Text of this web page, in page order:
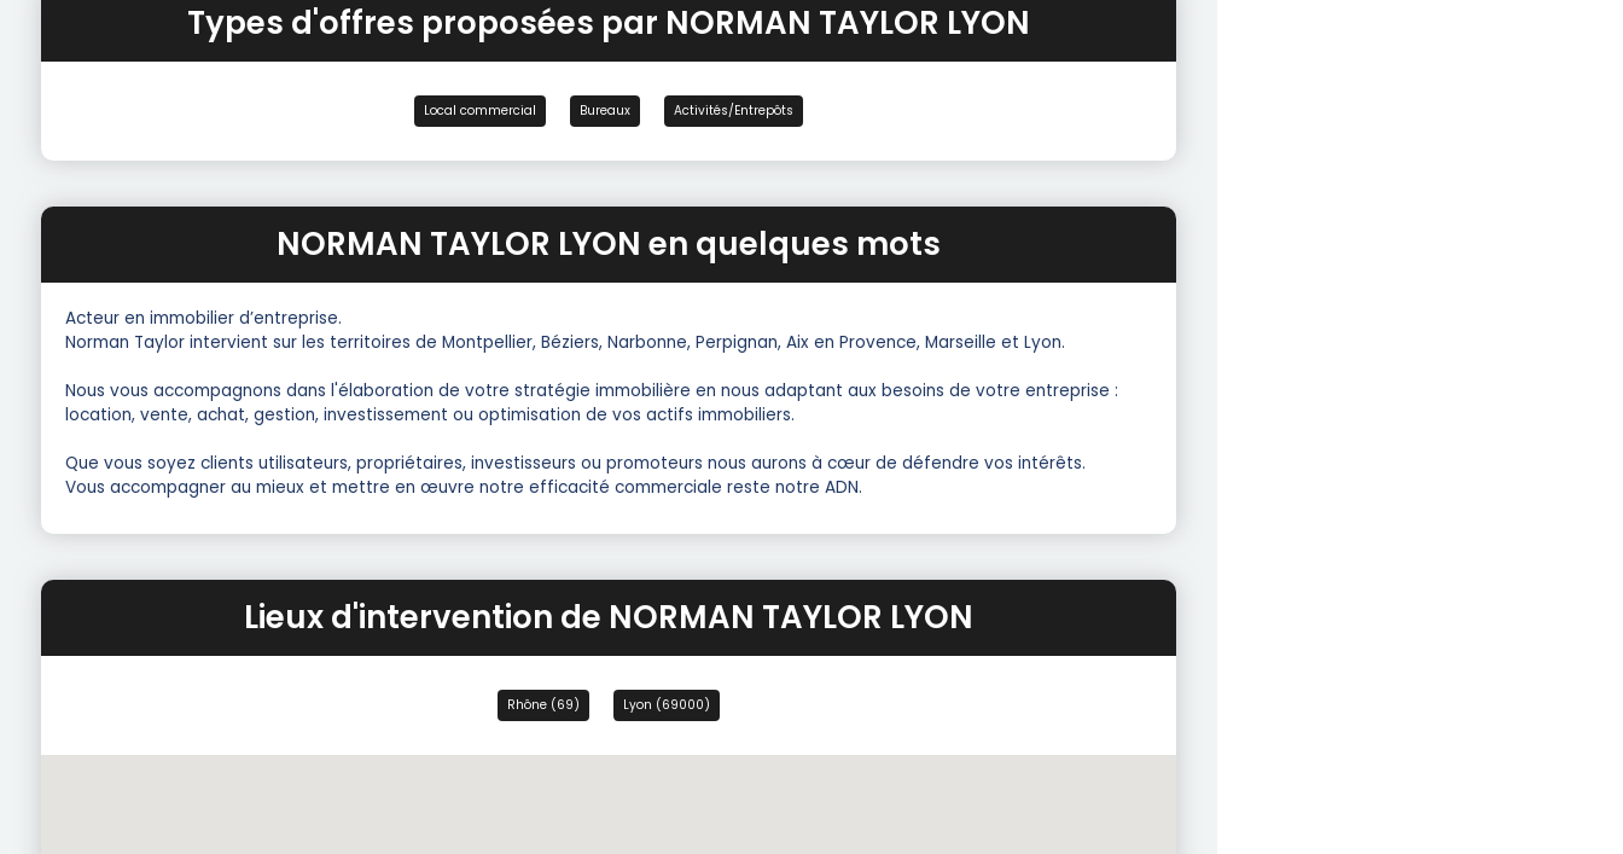
Types d'offres proposées par NORMAN TAYLOR LYON
Local commercial Bureaux Activités/Entrepôts
NORMAN TAYLOR LYON en quelques mots
Acteur en immobilier d’entreprise.
Norman Taylor intervient sur les territoires de Montpellier, Béziers, Narbonne, Perpignan, Aix en Provence, Marseille et Lyon.
Nous vous accompagnons dans l'élaboration de votre stratégie immobilière en nous adaptant aux besoins de votre entreprise :
location, vente, achat, gestion, investissement ou optimisation de vos actifs immobiliers.
Que vous soyez clients utilisateurs, propriétaires, investisseurs ou promoteurs nous aurons à cœur de défendre vos intérêts.
Vous accompagner au mieux et mettre en œuvre notre efficacité commerciale reste notre ADN.
Lieux d'intervention de NORMAN TAYLOR LYON
Rhône (69) Lyon (69000)